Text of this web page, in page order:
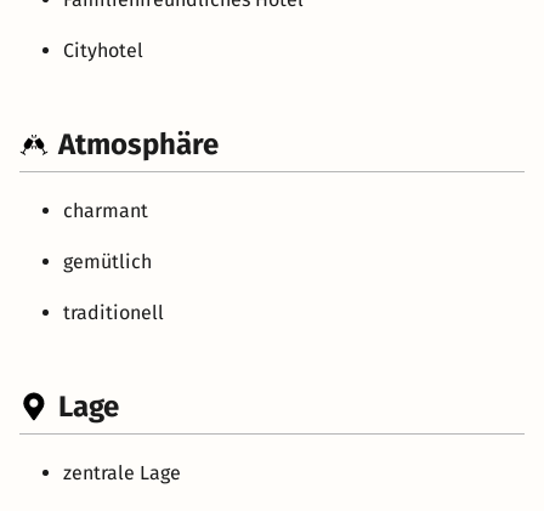
Cityhotel
Atmosphäre
charmant
gemütlich
traditionell
Lage
zentrale Lage